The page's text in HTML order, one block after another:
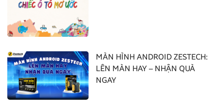
MÀN HÌNH ANDROID ZESTECH:
LÊN MÀN HAY – NHẬN QUÀ
NGAY